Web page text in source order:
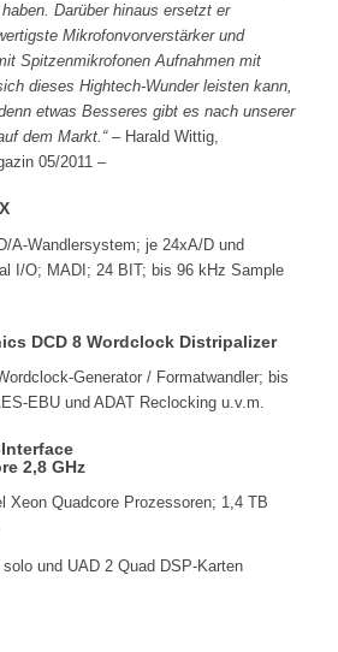
Darüber hinaus ersetzt er
Mikrofonvorverstärker und
Spitzenmikrofonen Aufnahmen mit
dieses Hightech-Wunder leisten kann,
etwas Besseres gibt es nach unserer
dem Markt.“– Harald Wittig,
05/2011 –
A-Wandlersystem; je 24xA/D und
I/O; MADI; 24 BIT; bis 96 kHz Sample
DCD 8 Wordclock Distripalizer
Generator / Formatwandler; bis
EBU und ADAT Reclocking u.v.m.
2,8 GHz
Xeon Quadcore Prozessoren; 1,4 TB
und UAD 2 Quad DSP-Karten